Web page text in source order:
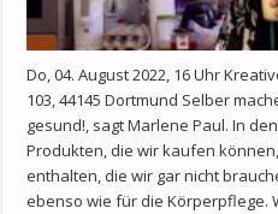
Do, 04. August 2022, 16 Uhr
103, 44145 Dortmund Selber
gesund!, sagt Marlene Paul. In
Produkten, die wir kaufen
enthalten, die wir gar nicht
ebenso wie für die Körperpflege.